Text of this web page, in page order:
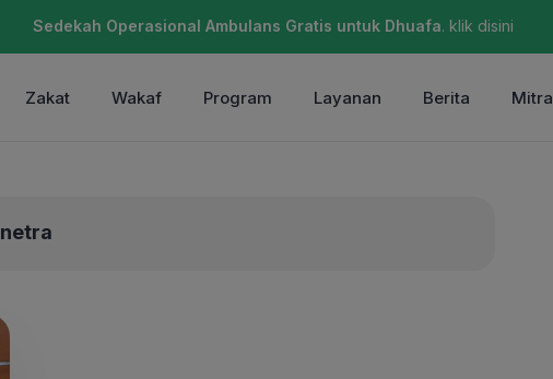
Sedekah Operasional Ambulans Gratis untuk Dhuafa. klik disini
Zakat Wakaf Program Layanan Berita Mitra
netra